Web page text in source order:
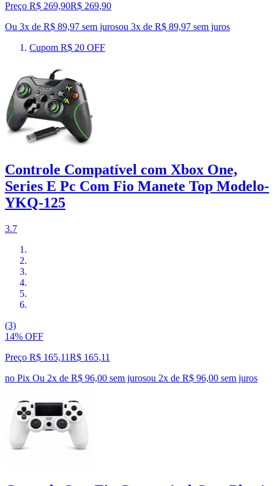
Preço R$ 269,90R$ 269,90
Ou 3x de R$ 89,97 sem jurosou 3x de R$ 89,97 sem juros
Cupom R$ 20 OFF
Controle Compatível com Xbox One,
Series E Pc Com Fio Manete Top Modelo-
YKQ-125
3.7
(3)
14% OFF
Preço R$ 165,11R$ 165,11
no Pix Ou 2x de R$ 96,00 sem jurosou 2x de R$ 96,00 sem juros